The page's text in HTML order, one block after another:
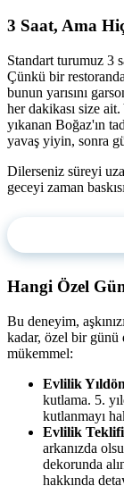
3 Saat, Ama
Standart turumuz 3
Çünkü bir
bunun yarısını
her dakikası size ait.
yıkanan Boğaz'ın
yavaş yiyin, sonra
Dilerseniz süreyi
geceyi zaman
Hangi Özel
Bu deneyim,
kadar, özel bir günü
mükemmel:
Evlilik
kutlama. 5.
kutlanmayı
Evlilik
arkanızda
dekorunda
hakkında